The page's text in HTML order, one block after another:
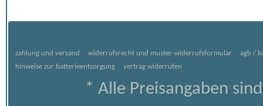
zahlung und versand widerrufsrecht und muster-widerrufsformular
agb /
hinweise zur batterieentsorgung
vertrag widerrufen
* Alle Preisangaben